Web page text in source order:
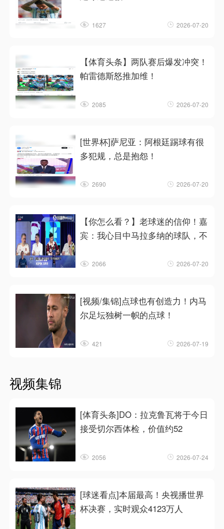
1627 2026-07-20
【体育头条】两队赛后爆发冲突！
帕雷德斯怒推加维！
2085 2026-07-20
[世界杯]萨尼亚：阿根廷踢球有很
多犯规，总是抱怨！
2690 2026-07-20
【你怎么看？】老球迷的信仰！嘉
宾：我心目中马拉多纳的球队，不
2066 2026-07-20
[视频/集锦]点球也有创造力！内马
尔足坛独树一帜的点球！
421 2026-07-19
视频集锦
[体育头条]DO：拉克鲁瓦将于今日
接受切尔西体检，价值约52
2056 2026-07-24
[球迷看点]本届最高！央视播世界
杯决赛，实时观众4123万人